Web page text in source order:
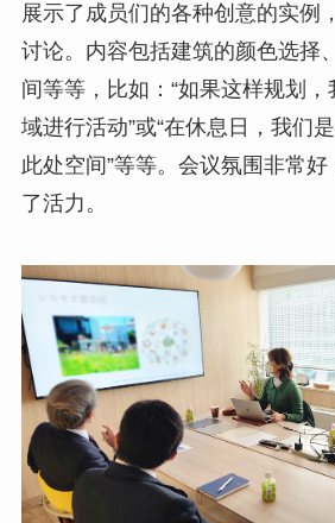
展示了成员们的各种创意的实例
讨论。内容包括建筑的颜色选择
间等等，比如：“如果这样规划
域进行活动”或“在休息日，我们
此处空间”等等。会议氛围非常
了活力。